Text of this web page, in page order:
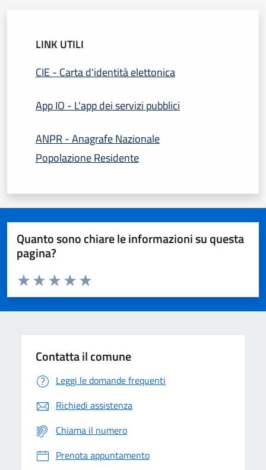
LINK UTILI
CIE - Carta d'identità elettonica
App IO - L'app dei servizi pubblici
ANPR - Anagrafe Nazionale
Popolazione Residente
Quanto sono chiare le informazioni su questa
pagina?
Domanda
Valuta da 1 a 5 stelle la pagina
Valuta 5 stelle su 5
Valuta 4 stelle su 5
Valuta 3 stelle su 5
Valuta 2 stelle su 5
Valuta 1 stelle su 5
Contatta il comune
Leggi le domande frequenti
Richiedi assistenza
Chiama il numero
Prenota appuntamento